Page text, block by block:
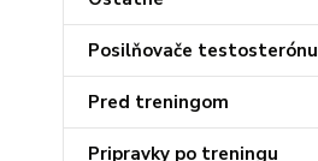
Posilňovače testosterónu
Pred treningom
Pripravky po treningu